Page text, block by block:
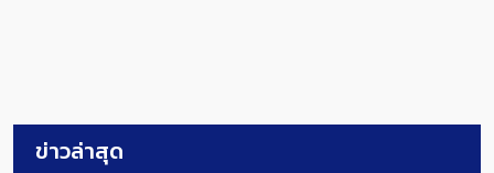
ข่าวล่าสุด